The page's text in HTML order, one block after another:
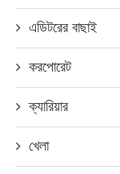
এডিটরের বাছাই
করপোরেট
ক্যারিয়ার
খেলা